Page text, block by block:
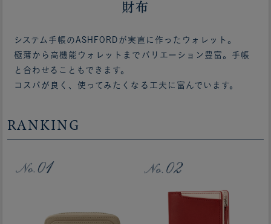
財布
システム手帳のASHFORDが実直に作ったウォレット。
極薄から高機能ウォレットまでバリエーション豊富。手帳
と合わせることもできます。
コスパが良く、使ってみたくなる工夫に富んでいます。
RANKING